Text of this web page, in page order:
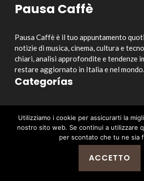
Pausa Caffè
Pausa Caffè è il tuo appuntamento
notizie di musica, cinema, cultura e
chiari, analisi approfondite e tendenze
restare aggiornato in Italia e nel mondo.
Categorías
Musica
Cinema e Serie TV
Style&Culture
Enlaces útiles
Utilizziamo i cookie per assicurarti la
nostro sito web. Se continui a utilizzare
per scontato che tu ne sia
ACCETTO